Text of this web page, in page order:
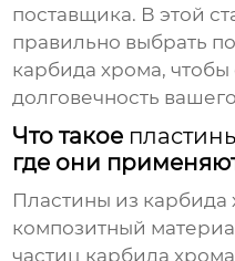
поставщика. В этой
правильно выбрать
карбида хрома,
долговечность
Что такое
где они
Пластины из карбида
композитный
частиц карбида